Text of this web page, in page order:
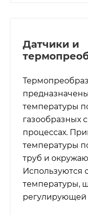
Датчики и
температуры
газообразных
процессах.
температуры
труб и
Используются
температуры,
регулирующей